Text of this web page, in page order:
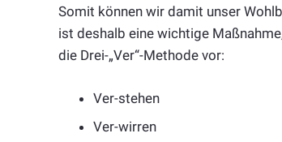
Somit können wir damit unser
ist deshalb eine wichtige
die Drei-„Ver“-Methode vor:
Ver-stehen
Ver-wirren